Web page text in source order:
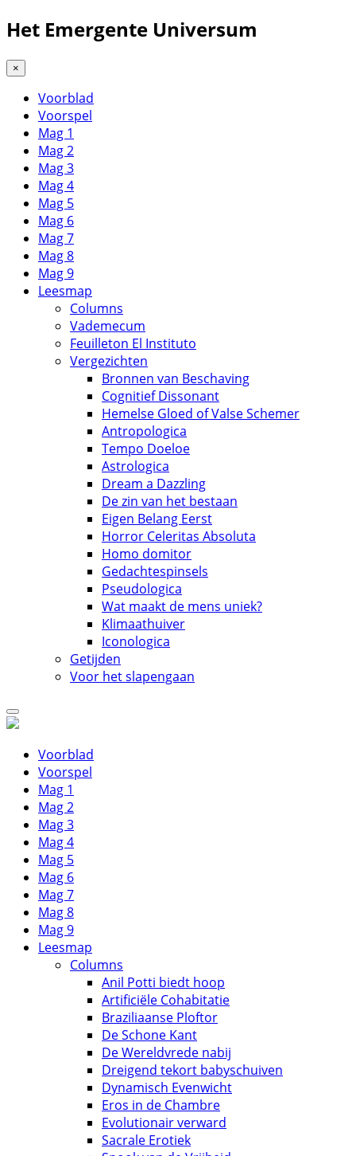
Het Emergente Universum
×
Voorblad
Voorspel
Mag 1
Mag 2
Mag 3
Mag 4
Mag 5
Mag 6
Mag 7
Mag 8
Mag 9
Leesmap
Columns
Vademecum
Feuilleton El Instituto
Vergezichten
Bronnen van Beschaving
Cognitief Dissonant
Hemelse Gloed of Valse Schemer
Antropologica
Tempo Doeloe
Astrologica
Dream a Dazzling
De zin van het bestaan
Eigen Belang Eerst
Horror Celeritas Absoluta
Homo domitor
Gedachtespinsels
Pseudologica
Wat maakt de mens uniek?
Klimaathuiver
Iconologica
Getijden
Voor het slapengaan
Voorblad
Voorspel
Mag 1
Mag 2
Mag 3
Mag 4
Mag 5
Mag 6
Mag 7
Mag 8
Mag 9
Leesmap
Columns
Anil Potti biedt hoop
Artificiële Cohabitatie
Braziliaanse Ploftor
De Schone Kant
De Wereldvrede nabij
Dreigend tekort babyschuiven
Dynamisch Evenwicht
Eros in de Chambre
Evolutionair verward
Sacrale Erotiek